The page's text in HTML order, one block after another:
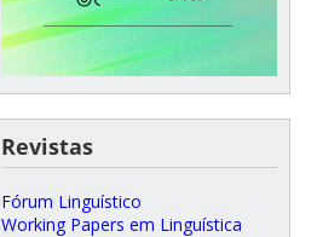
Revistas
Fórum Linguístico
Working Papers em Linguística